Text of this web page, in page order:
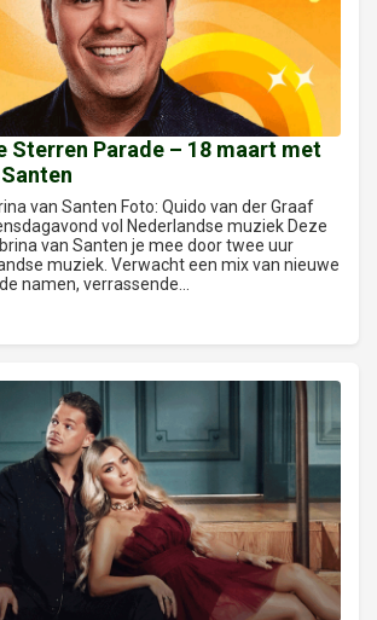
Sterren Parade – 18 maart met
van Santen Foto: Quido van der Graaf
vol Nederlandse muziek Deze
van Santen je mee door twee uur
muziek. Verwacht een mix van nieuwe
namen, verrassende...